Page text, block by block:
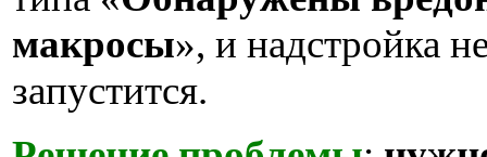
макросы», и надстройка
запустится.